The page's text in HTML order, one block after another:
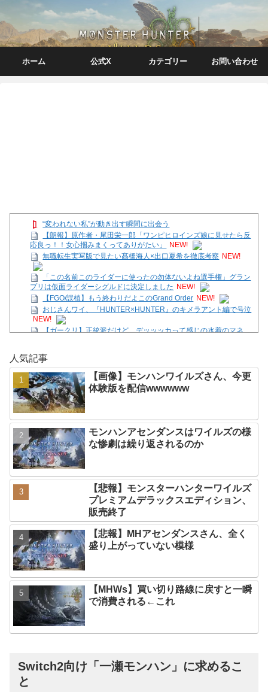
ホーム 公式X カテゴリー お問い合わせ
“変われない私”が動き出す瞬間に出会う
【朗報】原作者・尾田栄一郎「ワンピヒロインズ娘に見せたら反
応良っ！！女心掴みまくってありがたい」
NEW!
無職転生実写版で見たい髙橋海人×出口夏希を徹底考察 NEW!
「この名前このライダーに使ったの勿体ないよね選手権」グラン
プリは仮面ライダーシグルドに決定しました NEW!
【FGO/誤植】もう終わりだよこのGrand Order NEW!
おじさんワイ、『HUNTER×HUNTER』のキメラアント編で号泣
NEW!
【ガークリ】正統派だけど、デッッッカって感じの水着のマネ、
【SS】花帆「つぐみちゃーん！ 一緒に海行こうよー！」
【画像】モンハンワイルズさん、今更体験版を配信
wwwwww NEW!
結局メイドに似合う武器ってなんだろな？ NEW!
【朗報】原作者・尾田栄一郎「ワンピヒロインズ娘に見せたら反
応良っ！！女心掴みまくってありがたい」
Powered by livedoor 相互RSS
人気記事
【画像】モンハンワイルズさん、今更
体験版を配信wwwwww
モンハンアセンダンスはワイルズの様
な惨劇は繰り返されるのか
【悲報】モンスターハンターワイルズ
プレミアムデラックスエディション、
販売終了
【悲報】MHアセンダンスさん、全く
盛り上がっていない模様
【MHWs】買い切り路線に戻すと一瞬
で消費される←これ
Switch2向け「一瀬モンハン」に求めるこ
と